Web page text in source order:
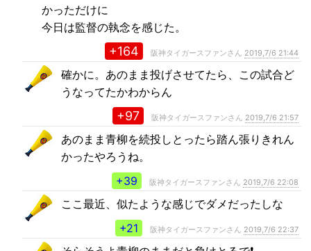
かっただけに
今日は監督の執念を感じた。
+164 阪神タイガースファンさん 2019,7/6 21:44
確かに。あのまま投げさせてたら、この試合ど
うなってたかわからん
+97 阪神タイガースファンさん 2019,7/6 21:57
あのまま青柳を続投しとったら踏ん張りきれん
かったやろうね。
+39
阪神タイガースファンさん 2019,7/6 22:08
ここ最近、似たような感じでダメだったしな
+21
阪神タイガースファンさん 2019,7/6 22:37